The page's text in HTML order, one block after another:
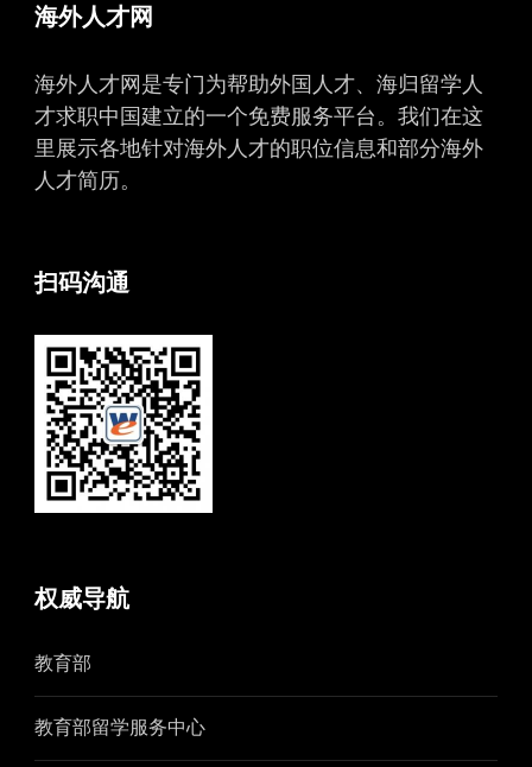
海外人才网
海外人才网是专门为帮助外国人才、海归留学人
才求职中国建立的一个免费服务平台。我们在这
里展示各地针对海外人才的职位信息和部分海外
人才简历。
扫码沟通
权威导航
教育部
教育部留学服务中心